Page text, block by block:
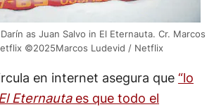
as Juan Salvo in El Eternauta. Cr. Marcos
©2025Marcos Ludevid / Netflix
en internet asegura que “lo
El Eternautaes que todo el